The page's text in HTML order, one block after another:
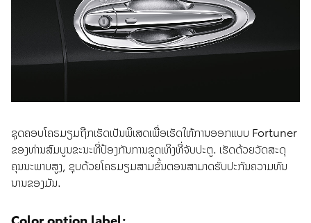
ຊຸດຄອບໂຄຣມຽມຖືກເຮັດເປັນພິເສດເພື່ອເຮັດໃຫ້ການອອກແບບ Fortuner
ຂອງທ່ານສົມບູນຂະນະທີ່ປ້ອງກັນການຂູດເທິງທີ່ຈັບປະຕູ. ເຮັດດ້ວຍວັດສະດຸ
ຄຸນນະພາບສູງ, ຊຸບດ້ວຍໂຄຣມຽມສາມຂັ້ນຕອນສາມາດຮັບປະກັນຄວາມທົນ
ນານຂອງມັນ.